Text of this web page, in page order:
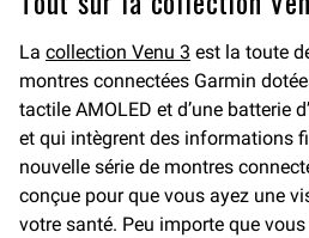
La collection Venu 3 est la toute
montres connectées Garmin
tactile AMOLED et d’une batterie
et qui intègrent des informations
nouvelle série de montres
conçue pour que vous ayez une
votre santé. Peu importe que